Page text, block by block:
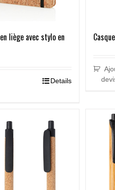
liège avec stylo en
Details